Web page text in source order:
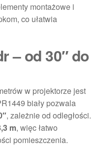
montażowe i
co ułatwia
– od 30″ do
w projektorze jest
biały pozwala
, zależnie od odległości.
m, więc łatwo
pomieszczenia.